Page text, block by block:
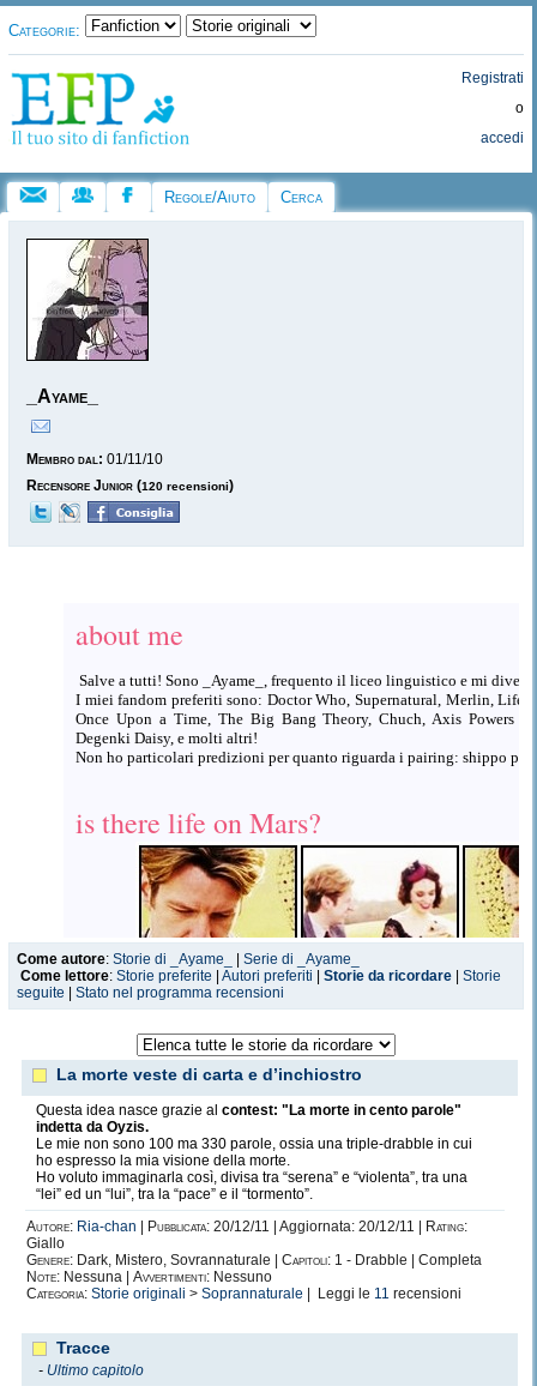
Categorie:
Registrati
o
accedi
Regole/Aiuto Cerca
_Ayame_
Membro dal: 01/11/10
Recensore Junior (120 recensioni)
about me
Salve a tutti! Sono _Ayame_, frequento il liceo linguistico e mi
I miei fandom preferiti sono: Doctor Who, Supernatural, Merlin, Life
Once Upon a Time, The Big Bang Theory, Chuch, Axis Powers
Degenki Daisy, e molti altri!
Non ho particolari predizioni per quanto riguarda i pairing: shippo
is there life on Mars?
Livejournal DeviantART
Come autore: Storie di _Ayame_
Serie di _Ayame_
Come lettore: Storie preferite Autori preferiti Storie da ricordare
Storie
seguite
Stato nel programma recensioni
La morte veste di carta e d’inchiostro
Questa idea nasce grazie al contest: "La morte in cento parole"
indetta da Oyzis.
Le mie non sono 100 ma 330 parole, ossia una triple-drabble in cui
ho espresso la mia visione della morte.
Ho voluto immaginarla così, divisa tra “serena” e “violenta”, tra una
“lei” ed un “lui”, tra la “pace” e il “tormento”.
Autore: Ria-chan Pubblicata: 20/12/11 | Aggiornata: 20/12/11 |
Rating:
Giallo
Genere: Dark, Mistero, Sovrannaturale | Capitoli: 1 - Drabble | Completa
Note: Nessuna | Avvertimenti: Nessuno
Categoria: Storie originali > Soprannaturale | Leggi le 11 recensioni
Tracce
- Ultimo capitolo